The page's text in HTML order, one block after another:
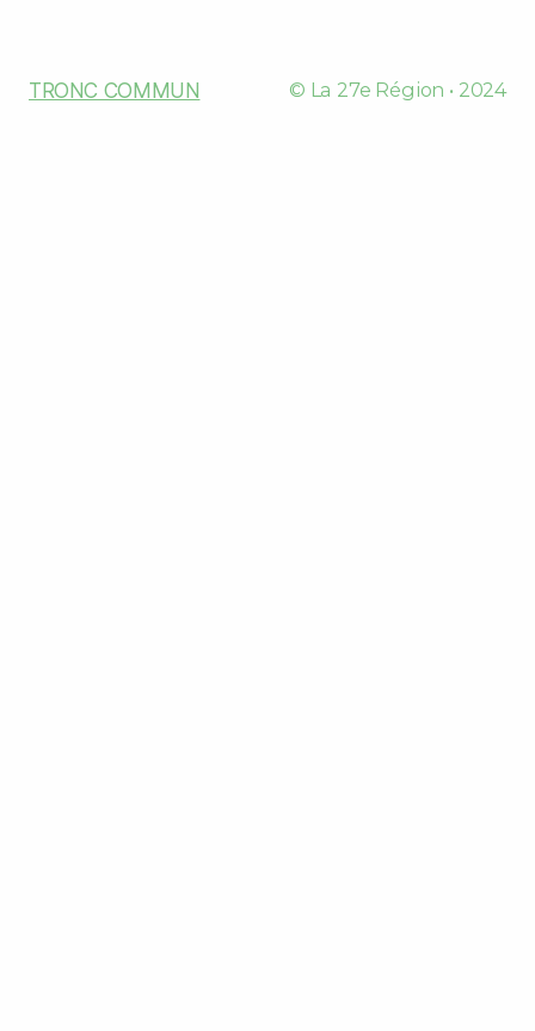
TRONC COMMUN © La 27e Région • 2024